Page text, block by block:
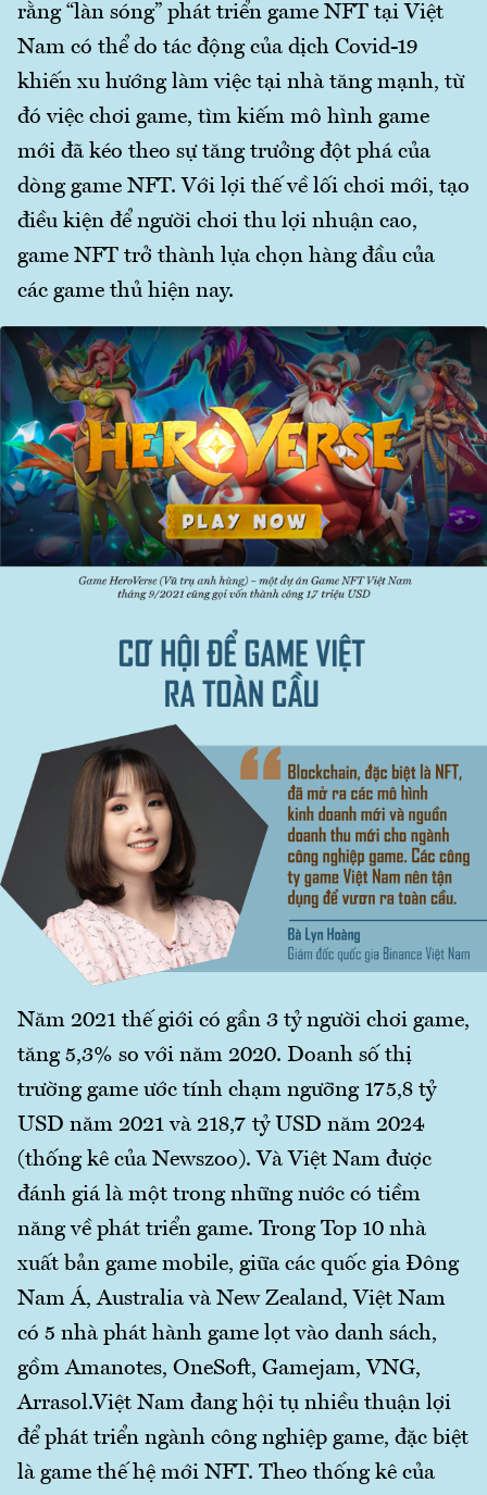
rằng “làn sóng” phát triển game NFT tại Việt
Nam có thể do tác động của dịch Covid-19
khiến xu hướng làm việc tại nhà tăng mạnh, từ
đó việc chơi game, tìm kiếm mô hình game
mới đã kéo theo sự tăng trưởng đột phá của
dòng game NFT. Với lợi thế về lối chơi mới, tạo
điều kiện để người chơi thu lợi nhuận cao,
game NFT trở thành lựa chọn hàng đầu của
các game thủ hiện nay.
Năm 2021 thế giới có gần 3 tỷ người chơi game,
tăng 5,3% so với năm 2020. Doanh số thị
trường game ước tính chạm ngưỡng 175,8 tỷ
USD năm 2021 và 218,7 tỷ USD năm 2024
(thống kê của Newszoo). Và Việt Nam được
đánh giá là một trong những nước có tiềm
năng về phát triển game. Trong Top 10 nhà
xuất bản game mobile, giữa các quốc gia Đông
Nam Á, Australia và New Zealand, Việt Nam
có 5 nhà phát hành game lọt vào danh sách,
gồm Amanotes, OneSoft, Gamejam, VNG,
Arrasol.Việt Nam đang hội tụ nhiều thuận lợi
để phát triển ngành công nghiệp game, đặc biệt
là game thế hệ mới NFT. Theo thống kê của